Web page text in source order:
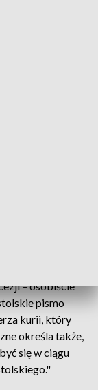
– osobiście
pismo
kurii, który
określa także,
się w ciągu